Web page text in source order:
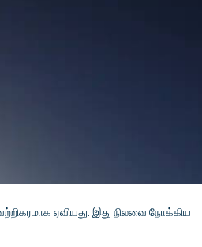
ஏவியது. இது நிலவை நோக்கிய